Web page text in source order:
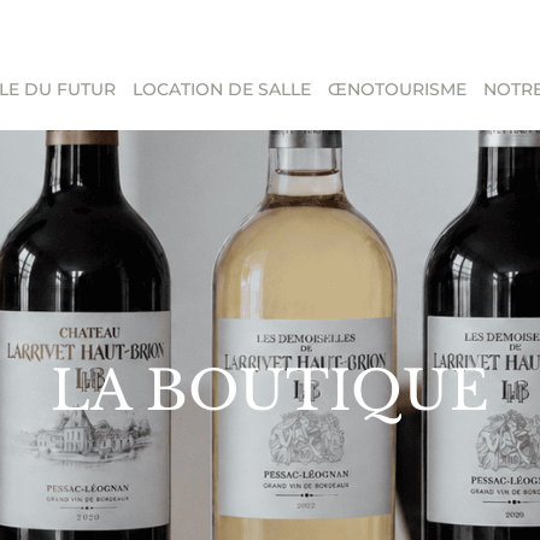
DU FUTUR LOCATION DE SALLE ŒNOTOURISME
LA BOUTIQUE